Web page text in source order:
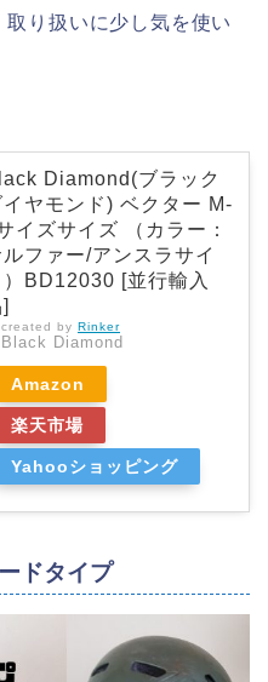
り扱いに少し気を使い
Diamond(ブラック
イヤモンド) ベクター M-
イズサイズ （カラー：
ファー/アンスラサイ
）BD12030 [並行輸入
created by Rinker
Black Diamond
Amazon
楽天市場
Yahooショッピング
ドタイプ